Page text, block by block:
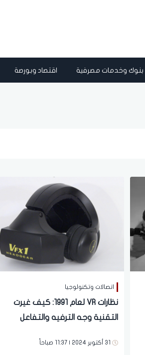
بنوك وخدمات مصرفية اقتصاد وبورصة
اتصالات وتكنولوجيا
نظارات VR لعام 1991: كيف غيرت
التقنية وجه الترفيه والتفاعل
31 أكتوبر 2024 | 11:37 صباحاً